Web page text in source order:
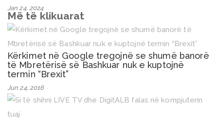
Jan 24, 2024
Më të klikuarat
Kërkimet në Google tregojnë se shumë banorë
të Mbretërisë së Bashkuar nuk e kuptojnë
termin “Brexit”
Jun 24, 2016